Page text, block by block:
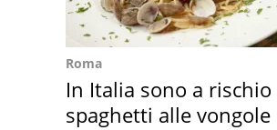
Roma
In Italia sono a rischio
spaghetti alle vongole